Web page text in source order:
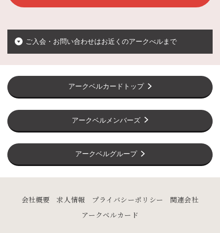
ご入会・お問い合わせはお近くのアークべルまで
アークベルカードトップ
アークベルメンバーズ
アークベルグループ
会社概要 求人情報 プライバシーポリシー
関連会社
アークベルカード